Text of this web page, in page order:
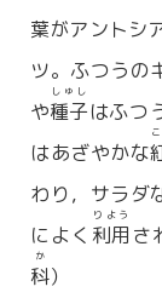
葉がアントシ
ツ。ふつうの
や種子
しゅし
はふつ
はあざやかな
わり，サラダ
によく 利用
りよう
さ
科
か
）